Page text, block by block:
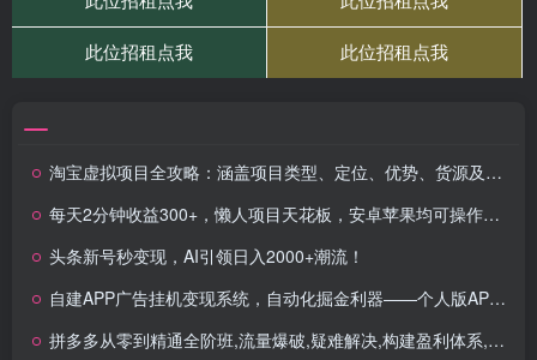
淘宝虚拟项目全攻略：涵盖项目类型、定位、优势、货源及开店流程等
每天2分钟收益300+，懒人项目天花板，安卓苹果均可操作，多种方式扩大收益（抢首码）
头条新号秒变现，AI引领日入2000+潮流！
自建APP广告挂机变现系统，自动化掘金利器——个人版APP广告挂机项目搭建指南
拼多多从零到精通全阶班,流量爆破,疑难解决,构建盈利体系,单店月销破百万(更新2026)